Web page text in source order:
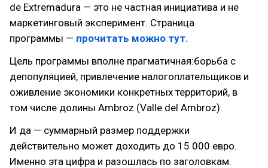
de Extremadura — это не частная инициатива и не
маркетинговый эксперимент. Страница
программы — прочитать можно тут.
Цель программы вполне прагматичная:борьба с
депопуляцией, привлечение налогоплательщиков и
оживление экономики конкретных территорий, в
том числе долины Ambroz (Valle del Ambroz).
И да — суммарный размер поддержки
действительно может доходить до 15 000 евро.
Именно эта цифра и разошлась по заголовкам.